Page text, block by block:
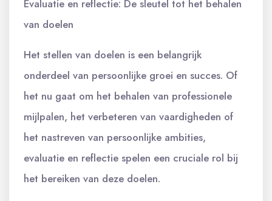
Evaluatie en reflectie: De sleutel tot het behalen
van doelen
Het stellen van doelen is een belangrijk
onderdeel van persoonlijke groei en succes. Of
het nu gaat om het behalen van professionele
mijlpalen, het verbeteren van vaardigheden of
het nastreven van persoonlijke ambities,
evaluatie en reflectie spelen een cruciale rol bij
het bereiken van deze doelen.